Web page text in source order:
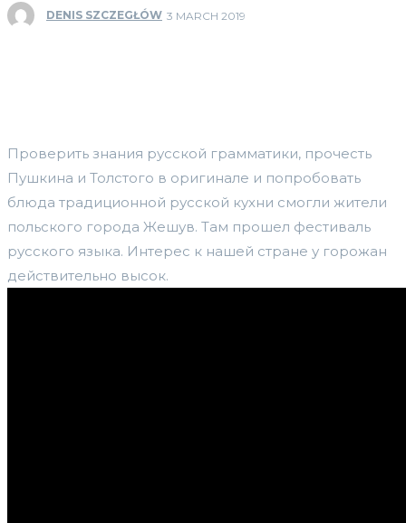
DENIS SZCZEGŁÓW 3 MARCH 2019
Проверить знания русской грамматики, прочесть
Пушкина и Толстого в оригинале и попробовать
блюда традиционной русской кухни смогли жители
польского города Жешув. Там прошел фестиваль
русского языка. Интерес к нашей стране у горожан
действительно высок.